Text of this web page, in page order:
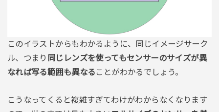
このイラストからもわかるように、同じイメージサーク
ル、つまり 同じレンズを使ってもセンサーのサイズが異
なれば写る範囲も異なる ことがわかるでしょう。
こうなってくると複雑すぎてわけがわからなくなります